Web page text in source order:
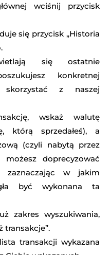
wciśnij przycisk
się przycisk „Historia
się ostatnie
konkretnej
skorzystać z naszej
wskaż walutę
którą sprzedałeś), a
(czyli nabytą przez
możesz doprecyzować
zaznaczając w jakim
być wykonana ta
zakres wyszukiwania,
transakcje”.
transakcji wykazana